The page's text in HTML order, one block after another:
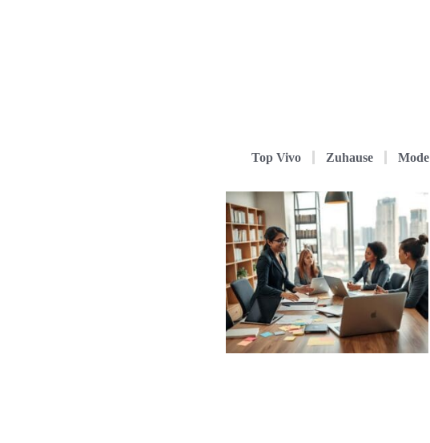
Top Vivo Zuhause Mode